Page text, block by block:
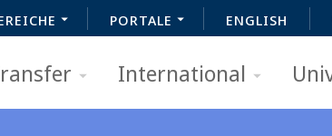
PORTALE ENGLISH
International